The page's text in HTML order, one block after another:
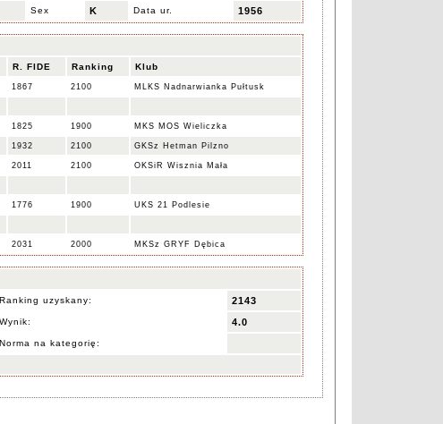
Sex K Data ur. 1956
R. FIDE Ranking Klub
1867 2100 MLKS Nadnarwianka Pułtusk
1825 1900 MKS MOS Wieliczka
1932 2100 GKSz Hetman Pilzno
2011 2100 OKSiR Wisznia Mała
1776 1900 UKS 21 Podlesie
2031 2000 MKSz GRYF Dębica
Ranking uzyskany: 2143
Wynik: 4.0
Norma na kategorię: